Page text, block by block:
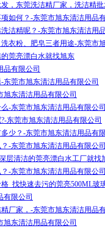
，东莞洗洁精厂家，洗洁精
如何？-东莞市旭东清洁用品
洁精呢？-东莞市旭东清洁用
衣粉、肥皂三者用途-东莞市
莞亮漂白水就找旭东
品有限公司
莞市旭东清洁用品有限公司
东清洁用品有限公司
-东莞市旭东清洁用品有限公
东莞市旭东清洁用品有限公司
少？-东莞市旭东清洁用品有
-东莞市旭东清洁用品有限公
层清洁的莞亮漂白水工厂就
-东莞市旭东清洁用品有限公
_找快速去污的莞亮500ML
有限公司
厂家，-东莞市旭东清洁用品
东清洁用品有限公司